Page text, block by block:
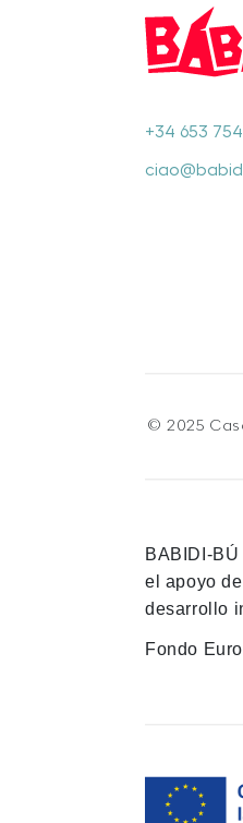
+34 653 754
© 2025
BABIDI-
el apoyo
desarrollo
Fondo